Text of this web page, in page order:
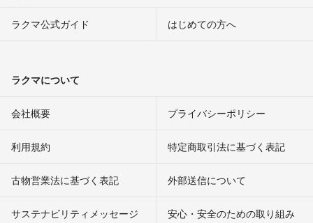
ラクマ公式ガイド はじめての方へ
ラクマについて
会社概要 プライバシーポリシー
利用規約 特定商取引法に基づく表記
古物営業法に基づく表記 外部送信について
サステナビリティメッセージ 安心・安全のための取り組み